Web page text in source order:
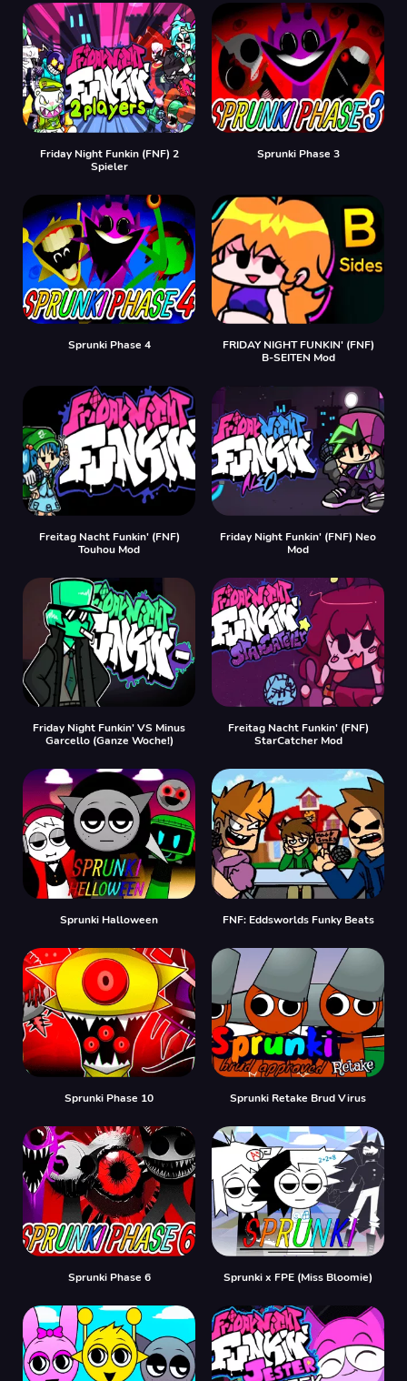
Friday Night Funkin (FNF) 2
Spieler
Sprunki Phase 3
Sprunki Phase 4
FRIDAY NIGHT FUNKIN' (FNF)
B-SEITEN Mod
Freitag Nacht Funkin' (FNF)
Touhou Mod
Friday Night Funkin' (FNF) Neo
Mod
Friday Night Funkin' VS Minus
Garcello (Ganze Woche!)
Freitag Nacht Funkin' (FNF)
StarCatcher Mod
Sprunki Halloween FNF: Eddsworlds Funky Beats
Sprunki Phase 10 Sprunki Retake Brud Virus
Sprunki Phase 6 Sprunki x FPE (Miss Bloomie)